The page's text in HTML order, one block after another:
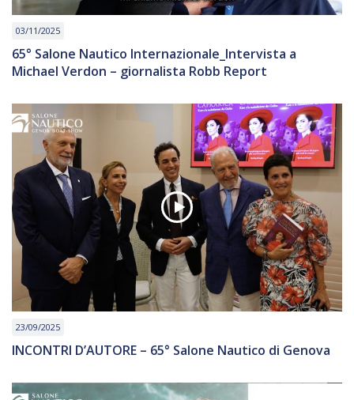
03/11/2025
65° Salone Nautico Internazionale_Intervista a
Michael Verdon – giornalista Robb Report
23/09/2025
INCONTRI D’AUTORE – 65° Salone Nautico di Genova